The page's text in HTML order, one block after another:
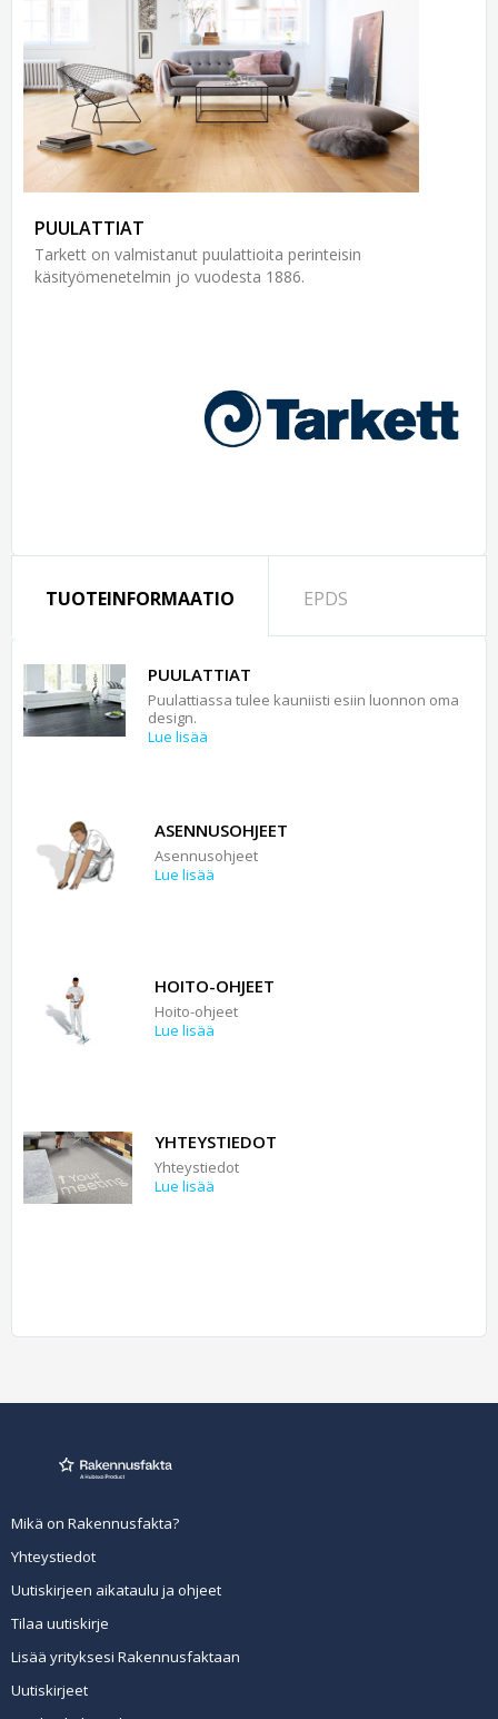
PUULATTIAT
Tarkett on valmistanut puulattioita perinteisin
käsityömenetelmin jo vuodesta 1886.
TUOTEINFORMAATIO EPDS
PUULATTIAT
Puulattiassa tulee kauniisti esiin luonnon oma
design.
Lue lisää
ASENNUSOHJEET
Asennusohjeet
Lue lisää
HOITO-OHJEET
Hoito-ohjeet
Lue lisää
YHTEYSTIEDOT
Yhteystiedot
Lue lisää
Mikä on Rakennusfakta?
Yhteystiedot
Uutiskirjeen aikataulu ja ohjeet
Tilaa uutiskirje
Lisää yrityksesi Rakennusfaktaan
Uutiskirjeet